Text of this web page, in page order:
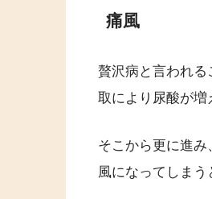
痛風
贅沢病と言われる
取により尿酸が増
そこから更に進
風になってしまう